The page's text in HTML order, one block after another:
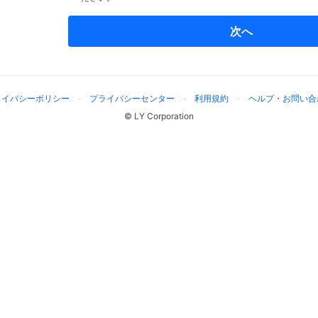
次へ
バシーポリシー プライバシーセンター 利用規約
ヘルプ・お問い
© LY Corporation